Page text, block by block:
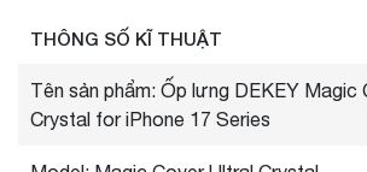
THÔNG SỐ KĨ THUẬT
Tên sản phẩm: Ốp lưng DEKEY Magic
Crystal for iPhone 17 Series